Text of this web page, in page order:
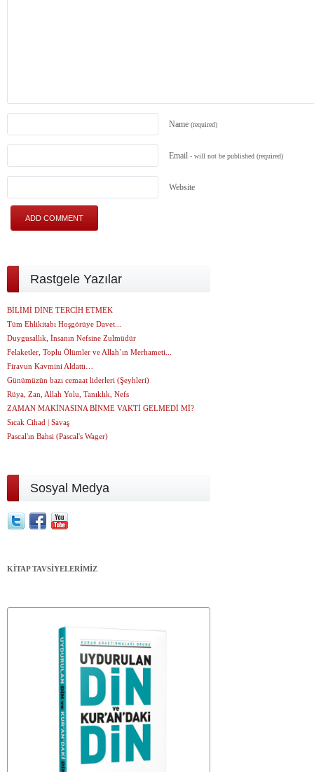
Name (required)
Email - will not be published (required)
Website
Rastgele Yazılar
BİLİMİ DİNE TERCİH ETMEK
Tüm Ehlikitabı Hoşgörüye Davet...
Duygusallık, İnsanın Nefsine Zulmüdür
Felaketler, Toplu Ölümler ve Allah`ın Merhameti...
Firavun Kavmini Aldattı…
Günümüzün bazı cemaat liderleri (Şeyhleri)
Rüya, Zan, Allah Yolu, Tanıklık, Nefs
ZAMAN MAKİNASINA BİNME VAKTİ GELMEDİ Mİ?
Sıcak Cihad | Savaş
Pascal'ın Bahsi (Pascal's Wager)
Sosyal Medya
KİTAP TAVSİYELERİMİZ